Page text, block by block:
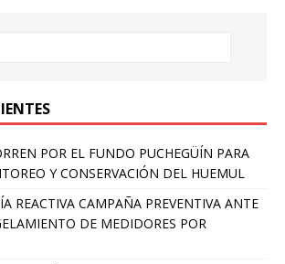
POR EL FUNDO PUCHEGÜÍN PARA
Y CONSERVACIÓN DEL HUEMUL
REACTIVA CAMPAÑA PREVENTIVA ANTE
DE MEDIDORES POR